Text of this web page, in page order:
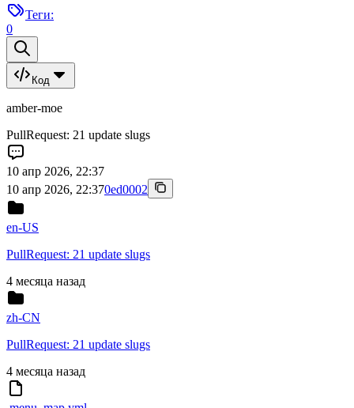
Теги:
0
Код
amber-moe
PullRequest: 21 update slugs
10 апр 2026, 22:37
10 апр 2026, 22:370ed0002
en-US
PullRequest: 21 update slugs
4 месяца назад
zh-CN
PullRequest: 21 update slugs
4 месяца назад